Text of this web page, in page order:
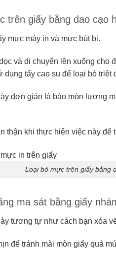
trên giấy bằng dao cạo
mực máy in và mực bút bi.
và di chuyển lên xuống cho
dụng tẩy cao su để loại bỏ triệt
đơn giản là bào mòn lượng
thận khi thực hiện việc này
Loại bỏ mực trên giấy bằng
ma sát bằng giấy
tương tự như cách bạn xóa
để tránh mài mòn giấy quá